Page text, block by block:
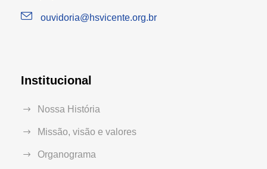
ouvidoria@hsvicente.org.br
Institucional
Nossa História
Missão, visão e valores
Organograma